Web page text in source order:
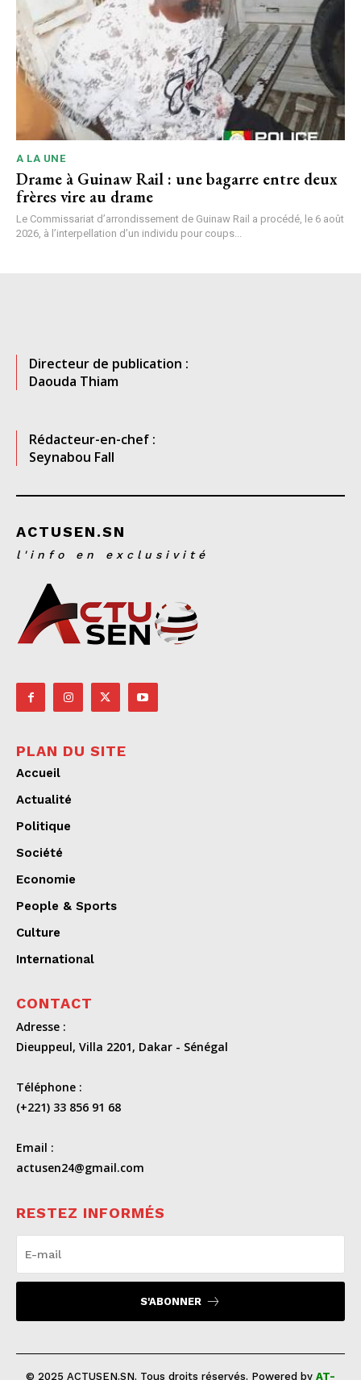
A LA UNE
Drame à Guinaw Rail : une bagarre entre deux
frères vire au drame
Le Commissariat d’arrondissement de Guinaw Rail a procédé, le 6 août
2026, à l’interpellation d’un individu pour coups...
Directeur de publication :
Daouda Thiam
Rédacteur-en-chef :
Seynabou Fall
ACTUSEN.SN
l'info en exclusivité
PLAN DU SITE
Accueil
Actualité
Politique
Société
Economie
People & Sports
Culture
International
CONTACT
Adresse :
Dieuppeul, Villa 2201, Dakar - Sénégal
Téléphone :
(+221) 33 856 91 68
Email :
actusen24@gmail.com
RESTEZ INFORMÉS
S'ABONNER
© 2025 ACTUSEN.SN. Tous droits réservés. Powered by AT-